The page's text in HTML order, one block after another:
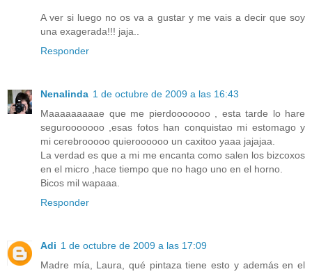
A ver si luego no os va a gustar y me vais a decir que soy
una exagerada!!! jaja..
Responder
Nenalinda 1 de octubre de 2009 a las 16:43
Maaaaaaaaae que me pierdooooooo , esta tarde lo hare
segurooooooo ,esas fotos han conquistao mi estomago y
mi cerebrooooo quieroooooo un caxitoo yaaa jajajaa.
La verdad es que a mi me encanta como salen los bizcoxos
en el micro ,hace tiempo que no hago uno en el horno.
Bicos mil wapaaa.
Responder
Adi 1 de octubre de 2009 a las 17:09
Madre mía, Laura, qué pintaza tiene esto y además en el